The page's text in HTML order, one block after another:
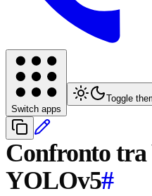
Switch apps
Toggle
Confronto tra
YOLOv5#